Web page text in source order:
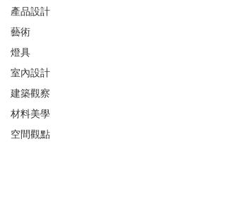
產品設計
藝術
燈具
室內設計
建築觀察
材料美學
空間觀點